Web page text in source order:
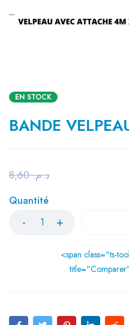
EN STOCK
BANDE
د.م.8,60
Quantité
<span class="ts-